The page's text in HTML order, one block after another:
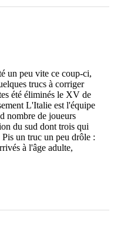
un peu vite ce coup-ci,
trucs à corriger
été éliminés le XV de
L'Italie est l'équipe
nombre de joueurs
du sud dont trois qui
un truc un peu drôle :
à l'âge adulte,